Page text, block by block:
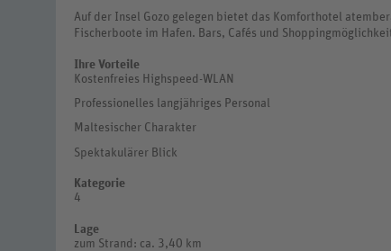
Auf der Insel Gozo gelegen bietet das Komforthotel
Fischerboote im Hafen. Bars, Cafés und
Ihre Vorteile
Kostenfreies Highspeed-WLAN
Professionelles langjähriges Personal
Maltesischer Charakter
Spektakulärer Blick
Kategorie
4
Lage
zum Strand: ca. 3,40 km